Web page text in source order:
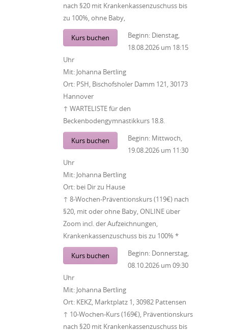
nach §20 mit Krankenkassenzuschuss bis
zu 100%, ohne Baby,
Kurs buchen Beginn: Dienstag,
18.08.2026 um 18:15
Uhr
Mit: Johanna Bertling
Ort: PSH, Bischofsholer Damm 121, 30173
Hannover
↑ WARTELISTE für den
Beckenbodengymnastikkurs 18.8.
Kurs buchen Beginn: Mittwoch,
19.08.2026 um 11:30
Uhr
Mit: Johanna Bertling
Ort: bei Dir zu Hause
↑ 8-Wochen-Präventionskurs (119€) nach
§20, mit oder ohne Baby, ONLINE über
Zoom incl. der Aufzeichnungen,
Krankenkassenzuschuss bis zu 100% *
Kurs buchen Beginn: Donnerstag,
08.10.2026 um 09:30
Uhr
Mit: Johanna Bertling
Ort: KEKZ, Marktplatz 1, 30982 Pattensen
↑ 10-Wochen-Kurs (169€), Präventionskurs
nach §20 mit Krankenkassenzuschuss bis